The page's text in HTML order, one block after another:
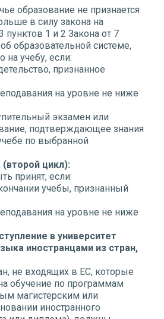
образование не признается
в силу закона на
пунктов 1 и 2 Закона от 7
образовательной системе,
на учебу, если:
признанное
на уровне не ниже
экзамен или
подтверждающее знания
по выбранной
цикл):
принят, если:
учебы, признанный
на уровне не ниже
в университет
иностранцами из стран,
не входящих в ЕС, которые
обучение по программам
магистерским или
иностранного